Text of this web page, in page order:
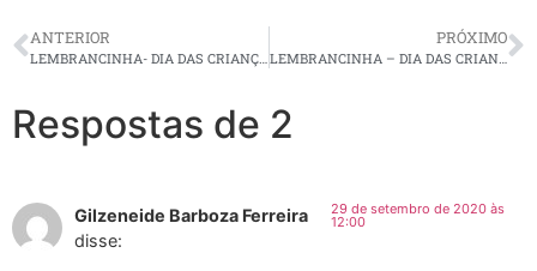
ANTERIOR PRÓXIMO
LEMBRANCINHA – DIA DAS CRIANÇAS
Respostas de 2
Gilzeneide Barboza Ferreira
disse:
29 de setembro de 2020 às
12:00